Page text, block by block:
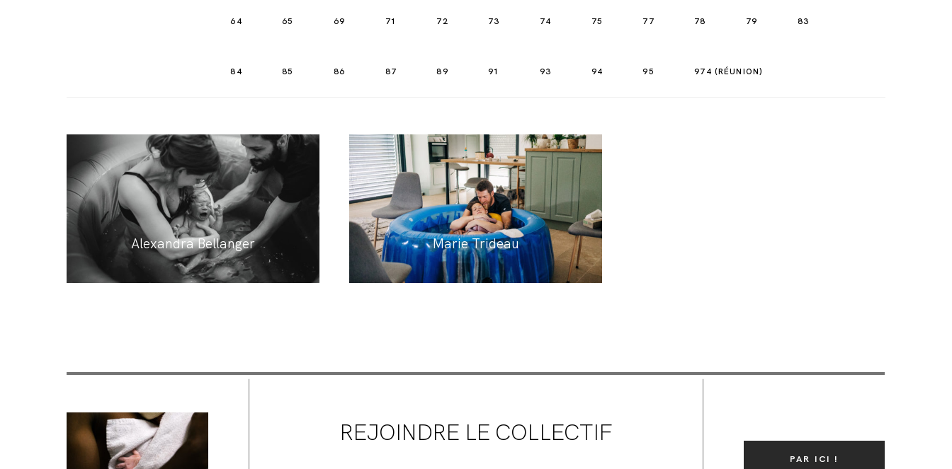
64 65 69 71 72 73 74 75 77 78 79 83
84 85 86 87 89 91 93 94 95 974 (RÉUNION)
Alexandra Bellanger Marie Trideau
REJOINDRE LE COLLECTIF
PAR ICI !